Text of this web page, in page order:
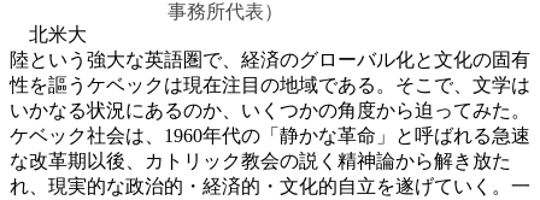
事務所代表）
北米大
陸という強大な英語圏で、経済のグローバル化と文化の固有
性を謳うケベックは現在注目の地域である。そこで、文学は
いかなる状況にあるのか、いくつかの角度から迫ってみた。
ケベック社会は、1960年代の「静かな革命」と呼ばれる急速
な改革期以後、カトリック教会の説く精神論から解き放た
れ、現実的な政治的・経済的・文化的自立を遂げていく。一